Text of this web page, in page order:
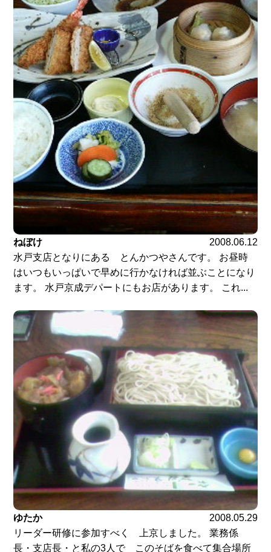
ねぼけ
2008.06.12
水戸支店となりにある とんかつやさんです。 お昼時
はいつもいっぱいで早めに行かなければ並ぶことになり
ます。 水戸京成デパートにもお店があります。 これ...
ゆたか
2008.05.29
リーダー研修に参加すべく 上京しました。 業務係
長・支店長・と私の3人で このそばを食べて集合場所